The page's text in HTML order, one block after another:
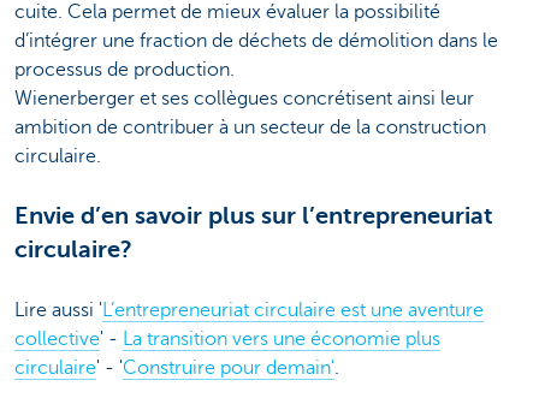
cuite. Cela permet de mieux évaluer la possibilité
d’intégrer une fraction de déchets de démolition dans le
processus de production.
Wienerberger et ses collègues concrétisent ainsi leur
ambition de contribuer à un secteur de la construction
circulaire.
Envie d’en savoir plus sur l’entrepreneuriat
circulaire?
Lire aussi 'L’entrepreneuriat circulaire est une aventure
collective' - La transition vers une économie plus
circulaire' - 'Construire pour demain'.